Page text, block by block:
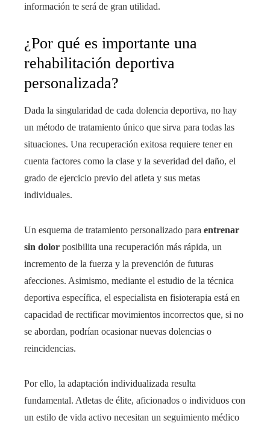
información te será de gran utilidad.
¿Por qué es importante una
rehabilitación deportiva
personalizada?
Dada la singularidad de cada dolencia deportiva, no hay
un método de tratamiento único que sirva para todas las
situaciones. Una recuperación exitosa requiere tener en
cuenta factores como la clase y la severidad del daño, el
grado de ejercicio previo del atleta y sus metas
individuales.
Un esquema de tratamiento personalizado para entrenar
sin dolor posibilita una recuperación más rápida, un
incremento de la fuerza y la prevención de futuras
afecciones. Asimismo, mediante el estudio de la técnica
deportiva específica, el especialista en fisioterapia está en
capacidad de rectificar movimientos incorrectos que, si no
se abordan, podrían ocasionar nuevas dolencias o
reincidencias.
Por ello, la adaptación individualizada resulta
fundamental. Atletas de élite, aficionados o individuos con
un estilo de vida activo necesitan un seguimiento médico